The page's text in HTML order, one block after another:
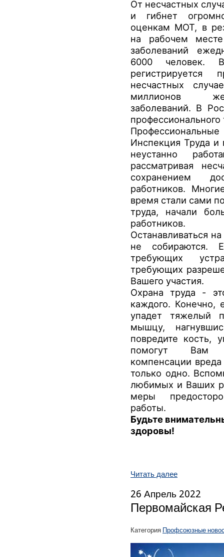
От несчастных
и гибнет
оценкам МОТ, в
на рабочем
заболеваний
6000 человек.
несчастных
миллионов
заболеваний. В
Инспекция Труда
неустанно
рассматривая
сохранением
работников.
время стали сами
труда, начали
работников.
Останавливаться
не собираются.
требующих
требующих
Вашего участия.
Охрана труда -
каждого. Конечно,
упадет тяжелый
мышцу,
повредите кость,
помогут Вам
компенсации
только одно.
любимых и Ваших
меры
работы.
Будьте
здоровы!
Читать далее
26 Апрель 2022
Первомайская
Категория Профсоюзные